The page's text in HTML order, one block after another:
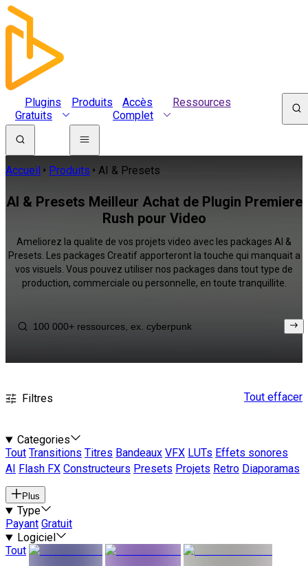
Plugins
Gratuits
Produits
Accès
Complet
Ressources
Accueil Produits AI & Presets
AI & Presets Meilleur Achat de Plugin Premiere
Rush pour Video
Ameliorez la qualite de vos projets video avec les packages AI &
Presets. Les packages Creatif apporteront la touche qui manquait a
vos visuels. Vous pouvez utiliser nos packages dans tout type de
production, commerciale ou personnelle, en toute tranquillite.
Filtres Tout effacer
Categories
Tout Transitions Titres Bandeaux VFX LUTs Effets sonores
AI
Flash FX Constructeurs Presets Projets Retro Diaporamas
Plus
Type
Payant Gratuit
Logiciel
Tout